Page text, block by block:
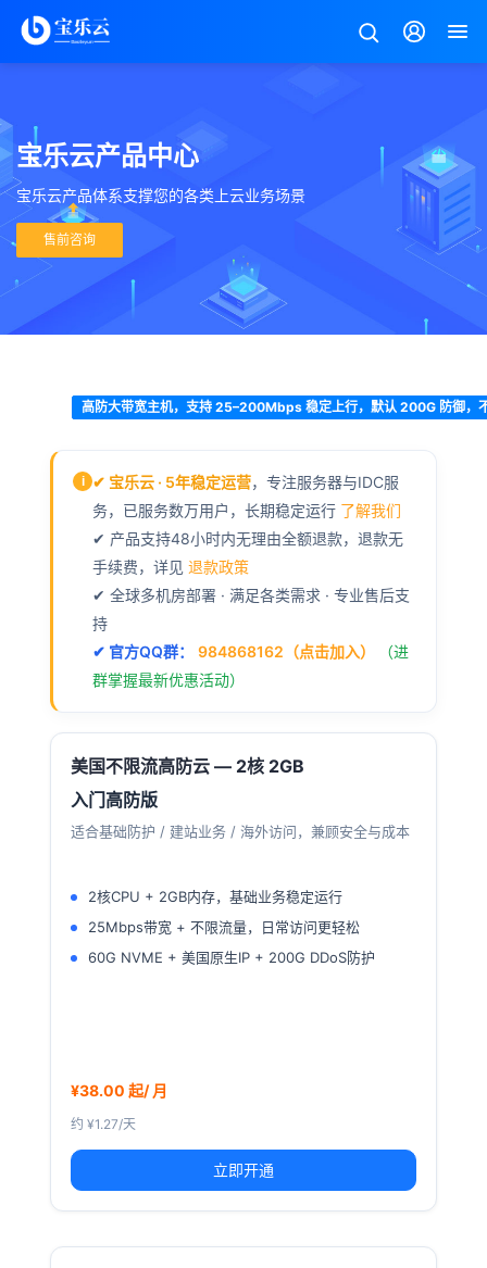
宝乐云产品中心
宝乐云产品体系支撑您的各类上云业务场景
售前咨询
美
高
高防大带宽主机，支持 25–200Mbps 稳定上行，默认 200G 防御，
i ✔ 宝乐云 · 5年稳定运营，专注服务器与IDC服
务，已服务数万用户，长期稳定运行 了解我们
✔ 产品支持48小时内无理由全额退款，退款无
手续费，详见 退款政策
✔ 全球多机房部署 · 满足各类需求 · 专业售后支
持
✔ 官方QQ群：
984868162（点击加入）
（进
群掌握最新优惠活动）
美国不限流高防云 — 2核 2GB
入门高防版
适合基础防护 / 建站业务 / 海外访问，兼顾安全与成本
2核CPU + 2GB内存，基础业务稳定运行
25Mbps带宽 + 不限流量，日常访问更轻松
60G NVME + 美国原生IP + 200G DDoS防护
¥38.00 起/ 月
约 ¥1.27/天
立即开通